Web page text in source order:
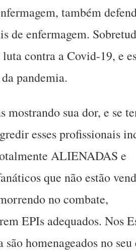
também
de enfermagem.
contra a Covid-19, e
pandemia.
mostrando sua dor, e se
esses profissionais
ALIENADAS e
que não estão
no combate,
EPIs adequados. Nos
homenageados no